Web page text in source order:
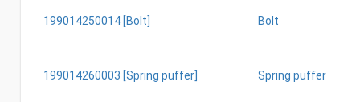
199014250014 [Bolt] Bolt
199014260003 [Spring puffer] Spring puffer